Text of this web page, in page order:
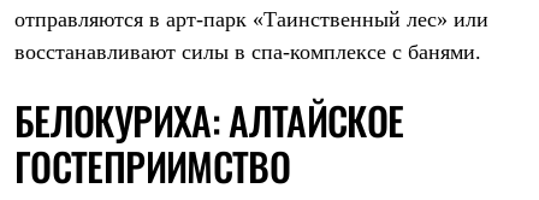
Каталог дилеров
Компания
История
Отцы основатели
Производство
Баск в вашем городе
отправляются в арт-парк «Таинственный лес» или
восстанавливают силы в спа-комплексе с банями.
БЕЛОКУРИХА: АЛТАЙСКОЕ
ГОСТЕПРИИМСТВО